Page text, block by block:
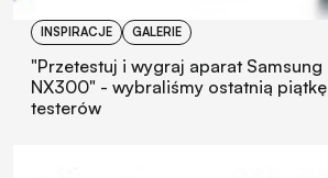
INSPIRACJE GALERIE
"Przetestuj i wygraj aparat Samsung
NX300" - wybraliśmy ostatnią piątkę
testerów